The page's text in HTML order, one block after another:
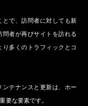
とで、訪問者に対しても新
者が再びサイトを訪れる
多くのトラフィックとコ
ンテナンスと更新は、ホー
要な要素です。